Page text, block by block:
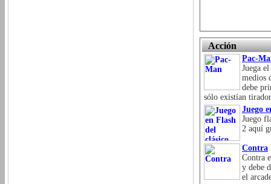
Acción
Pac-
Juega
medios
debe
sólo existían
Juego
Juego
2 aquí
Contra
Contra
y debe
el